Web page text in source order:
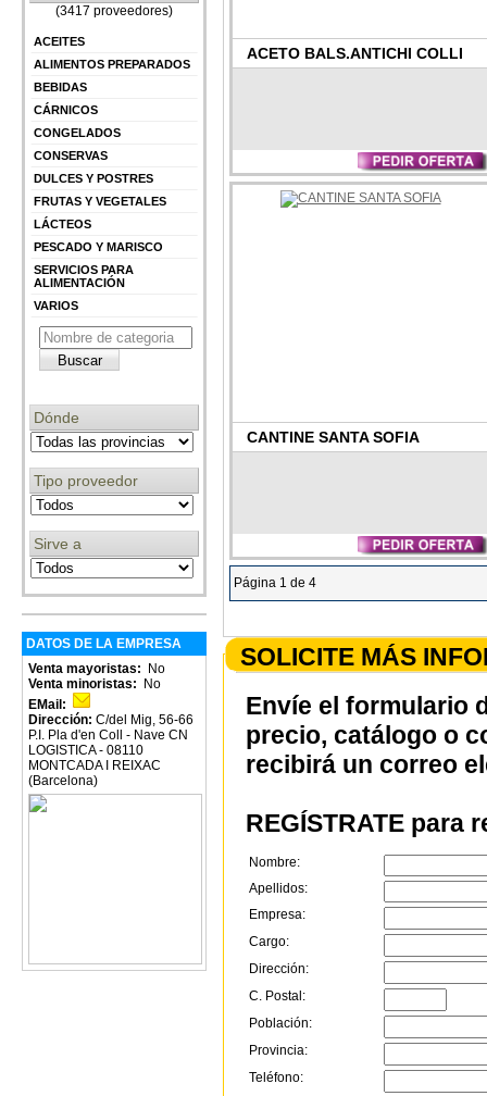
(3417 proveedores)
ACEITES
ALIMENTOS PREPARADOS
BEBIDAS
CÁRNICOS
CONGELADOS
CONSERVAS
DULCES Y POSTRES
FRUTAS Y VEGETALES
LÁCTEOS
PESCADO Y MARISCO
SERVICIOS PARA
ALIMENTACIÓN
VARIOS
Dónde
Tipo proveedor
Sirve a
DATOS DE LA EMPRESA
Venta mayoristas:
No
Venta minoristas:
No
EMail:
Dirección: C/del Mig, 56-66
P.I. Pla d'en Coll - Nave CN
LOGISTICA - 08110
MONTCADA I REIXAC
(Barcelona)
ACETO BALS.ANTICHI COLLI
CANTINE SANTA SOFIA
Página 1 de 4
SOLICITE MÁS
Envíe el formulario
precio, catálogo o
recibirá un correo
REGÍSTRATE para
Nombre:
Apellidos:
Empresa:
Cargo:
Dirección:
C. Postal:
Población:
Provincia:
Teléfono: